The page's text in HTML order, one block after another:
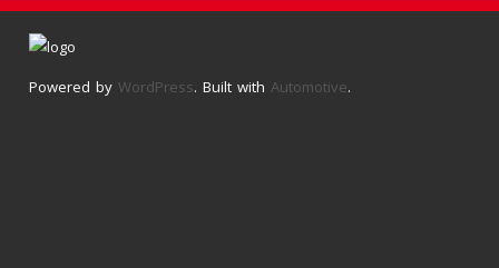
Powered by WordPress. Built with Automotive.